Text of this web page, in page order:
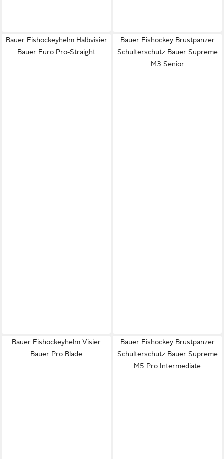
Bauer Eishockeyhelm Halbvisier
Bauer Euro Pro-Straight
Bauer Eishockey Brustpanzer
Schulterschutz Bauer Supreme
M3 Senior
Bauer Eishockeyhelm Visier
Bauer Pro Blade
Bauer Eishockey Brustpanzer
Schulterschutz Bauer Supreme
M5 Pro Intermediate